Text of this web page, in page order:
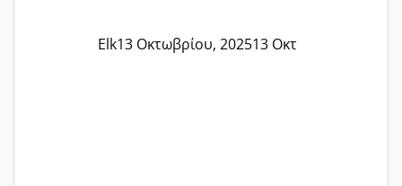
Elk13 Οκτωβρίου, 202513 Οκτ